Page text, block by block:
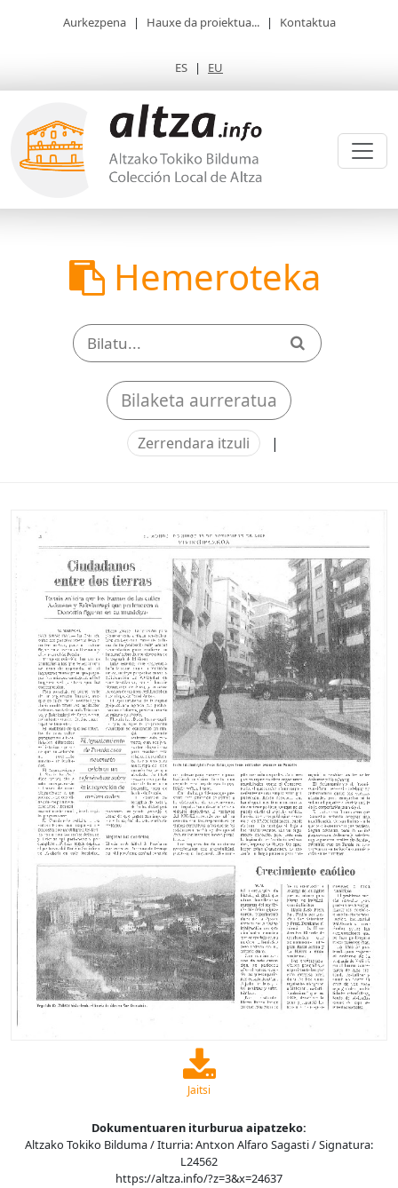
Aurkezpena | Hauxe da proiektua... | Kontaktua
ES | EU
Hemeroteka
Bilaketa aurreratua
Zerrendara itzuli |
Jaitsi
Dokumentuaren iturburua aipatzeko:
Altzako Tokiko Bilduma / Iturria: Antxon Alfaro Sagasti / Signatura:
L24562
https://altza.info/?z=3&x=24637